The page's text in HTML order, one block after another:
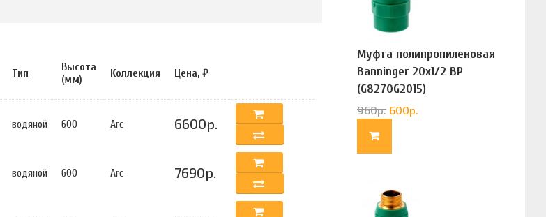
Тип
Высота
(мм)
Коллекция Цена, ₽
водяной 600 Arc 6600р.
водяной 600 Arc 7690р.
Муфта полипропиленовая
Banninger 20х1/2 ВР
(G8270G2015)
960р. 600р.